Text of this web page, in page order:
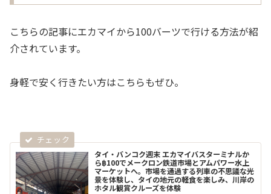
こちらの記事にエカマイから100バーツで行ける方法が紹
介されています。
身軽で安く行きたい方はこちらもぜひ。
タイ・バンコク週末 エカマイバスターミナルか
ら฿100でメークロン鉄道市場とアムパワー水上
マーケットへ。市場を通過する列車の不思議な光
景を体験し、タイの地元の軽食を楽しみ、川岸の
ホタル観賞クルーズを体験